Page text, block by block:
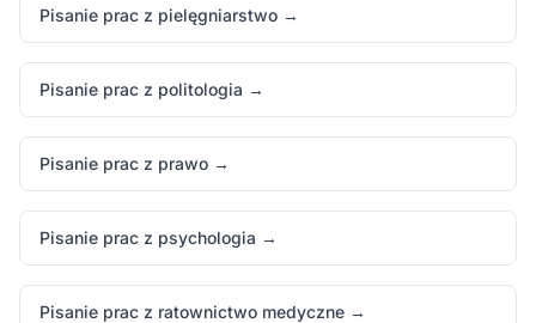
Pisanie prac z pielęgniarstwo →
Pisanie prac z politologia →
Pisanie prac z prawo →
Pisanie prac z psychologia →
Pisanie prac z ratownictwo medyczne →